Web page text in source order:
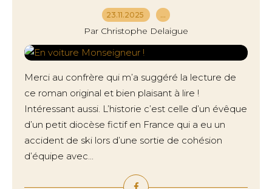
23.11.2025 …
Par Christophe Delaigue
Merci au confrère qui m’a suggéré la lecture de
ce roman original et bien plaisant à lire !
Intéressant aussi. L’historie c’est celle d’un évêque
d’un petit diocèse fictif en France qui a eu un
accident de ski lors d’une sortie de cohésion
d’équipe avec...